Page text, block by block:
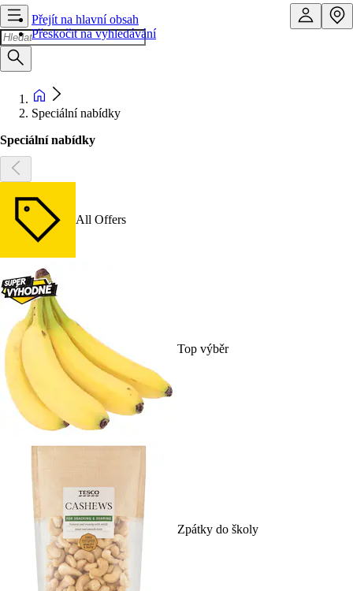
Přejít na hlavní obsah
Přeskočit na vyhledávání
Speciální nabídky
Speciální nabídky
All Offers
Top výběr
Zpátky do školy